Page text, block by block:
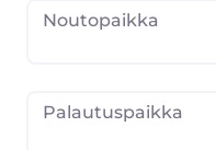
Noutopaikka
Palautuspaikka